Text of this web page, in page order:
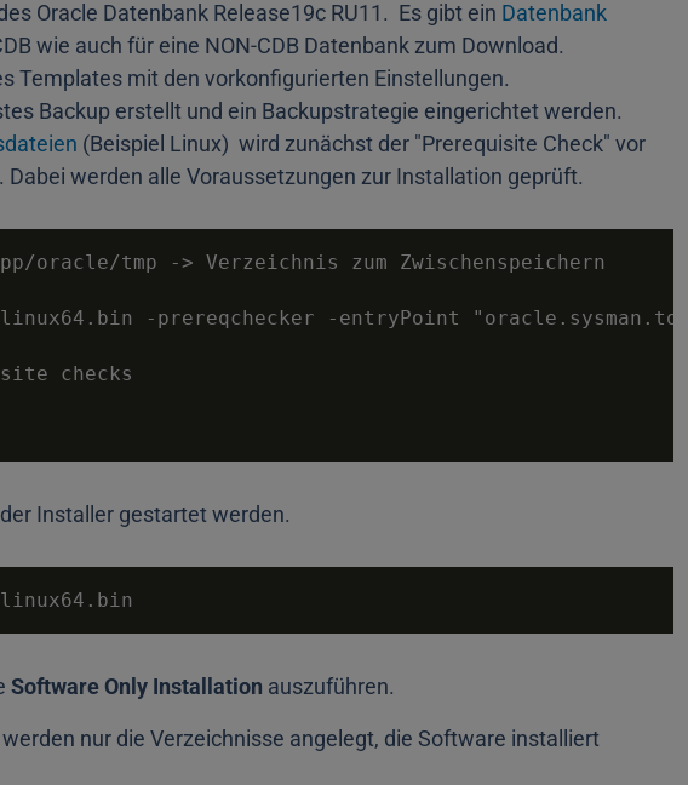
Oracle Datenbank Release19c RU11. Es gibt ein Datenbank
wie auch für eine NON-CDB Datenbank zum Download.
Templates mit den vorkonfigurierten Einstellungen.
Backup erstellt und ein Backupstrategie eingerichtet werden.
(Beispiel Linux) wird zunächst der "Prerequisite Check" vor
werden alle Voraussetzungen zur Installation geprüft.
/oracle/tmp -> Verzeichnis zum Zwischenspeichern
- prereqchecker - entryPoint
checks
Installer gestartet werden.
Software Only Installation auszuführen.
werden nur die Verzeichnisse angelegt, die Software installiert